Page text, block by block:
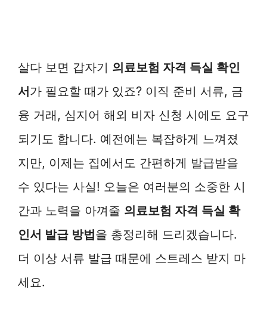
살다 보면 갑자기 의료보험 자격 득실 확인
서가 필요할 때가 있죠? 이직 준비 서류, 금
융 거래, 심지어 해외 비자 신청 시에도 요구
되기도 합니다. 예전에는 복잡하게 느껴졌
지만, 이제는 집에서도 간편하게 발급받을
수 있다는 사실! 오늘은 여러분의 소중한 시
간과 노력을 아껴줄 의료보험 자격 득실 확
인서 발급 방법을 총정리해 드리겠습니다.
더 이상 서류 발급 때문에 스트레스 받지 마
세요.